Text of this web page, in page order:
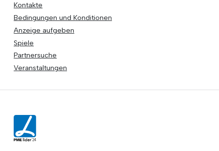
Kontakte
Bedingungen und Konditionen
Anzeige aufgeben
Spiele
Partnersuche
Veranstaltungen